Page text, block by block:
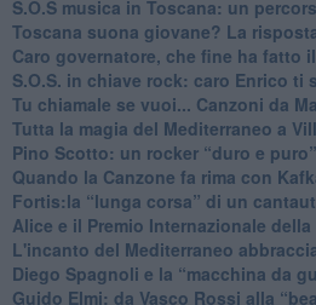
S.O.S musica in Toscana: un
​Toscana suona giovane? La
Caro governatore, che fine ha fatto
S.O.S. in chiave rock: caro Enrico ti
Tu chiamale se vuoi... Canzoni da
​Tutta la magia del Mediterraneo a
​Pino Scotto: un rocker “duro e
​Quando la Canzone fa rima con
​Fortis:la “lunga corsa” di un
Alice e il Premio Internazionale
​L'incanto del Mediterraneo
​Diego Spagnoli e la “macchina da
​Guido Elmi: da Vasco Rossi alla